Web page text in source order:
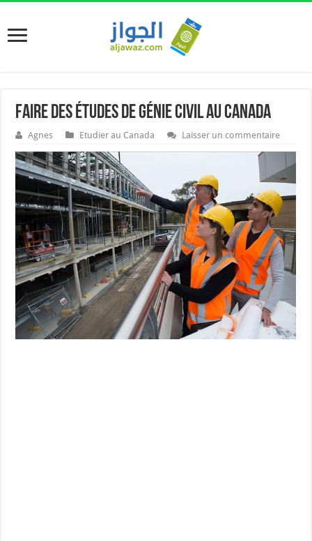
Faire des études de génie civil au Canada
Agnes Etudier au Canada Laisser un commentaire